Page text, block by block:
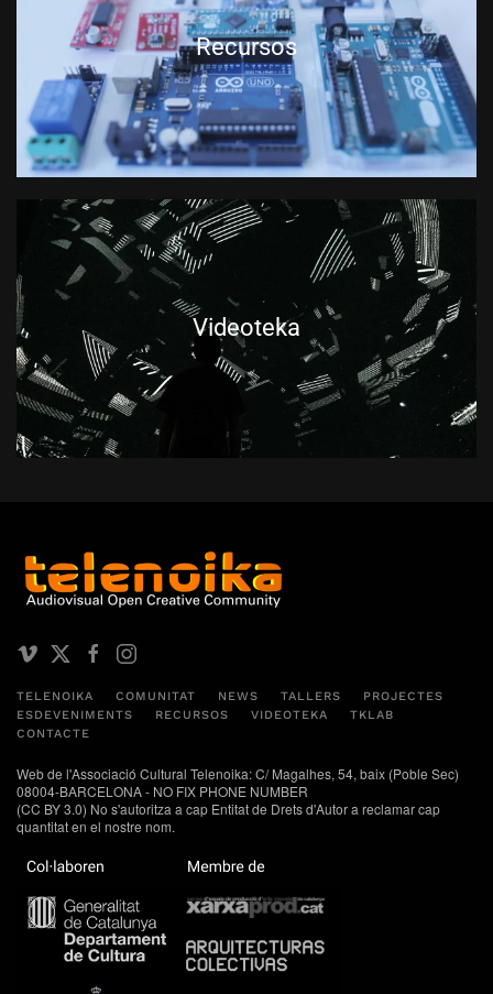
Recursos
Videoteka
TELENOIKA COMUNITAT NEWS TALLERS
PROJECTES
ESDEVENIMENTS
RECURSOS VIDEOTEKA
TKLAB
CONTACTE
Web de l'Associació Cultural Telenoika: C/ Magalhes, 54, baix (Poble Sec)
08004-BARCELONA - NO FIX PHONE NUMBER
(CC BY 3.0) No s'autoritza a cap Entitat de Drets d'Autor a reclamar cap
quantitat en el nostre nom.